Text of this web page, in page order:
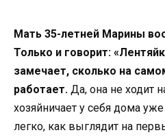
Мать 35-летней Марины
Только и говорит:
замечает, сколько на
работает. Да, она не ходит
хозяйничает у себя дома
легко, как выглядит на